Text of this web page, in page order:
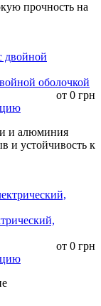
прочность на
оболочкой
от 0 грн
и алюминия
и устойчивость к
от 0 грн